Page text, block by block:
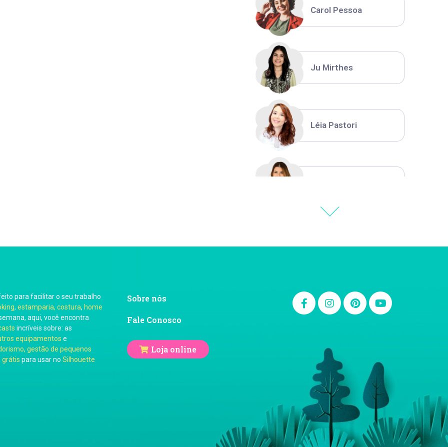
Carol Pessoa
Ju Mirthes
Léia Pastori
Carla Eschberger
Carol Pessoa
Ju Mirthes
para facilitar o seu trabalho
, estamparia, costura, home
aqui, você encontra
incríveis sobre: as
equipamentos e
gestão de pequenos
grátis para usar no Silhouette
Sobre nós
Fale Conosco
Loja online